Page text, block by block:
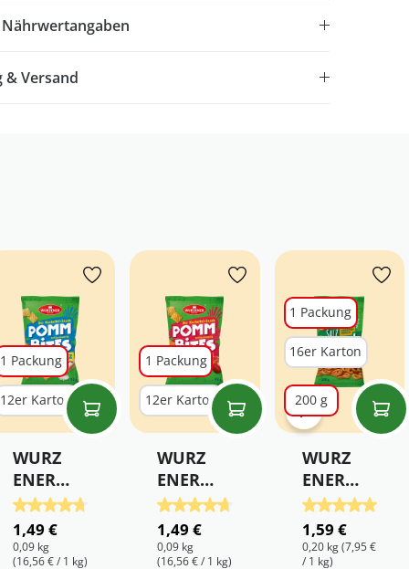
& Versand
5 Sternenvon 4.67 von 5 Sternen
1 Packung
12er Karton
WURZ
ENER
Pomm
Bites
Meers
Durchschnittliche Bewertung von 4.8 von 5 Sternen
1,49 €
0,09 kg
(16,56 € / 1 kg)
1 Packung
12er Karton
WURZ
ENER
Pomm
Bites
Paprik
Durchschnittliche Bewertung von
1,49 €
0,09 kg
(16,56 € / 1 kg)
1 Packung
16er Karton
200 g
WURZ
ENER
Salzbr
ezeln
1,59 €
0,20 kg(7,95 €
/ 1 kg)